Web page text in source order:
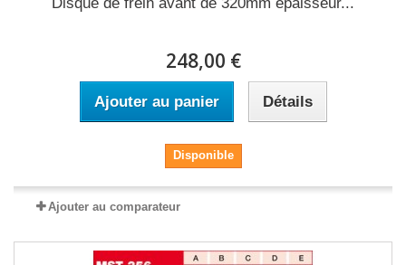
248,00 €
Ajouter au panier Détails
Disponible
Ajouter au comparateur